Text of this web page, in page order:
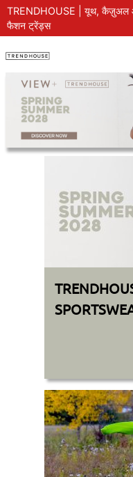
TRENDHOUSE | यूथ, कैज़ुअल
फैशन ट्रेंड्स